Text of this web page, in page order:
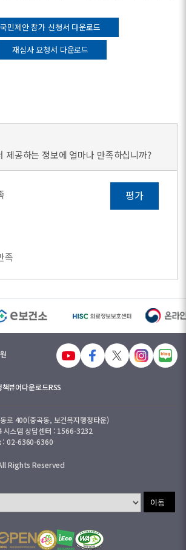
국민제안 참가 신청서 다운로드
재심사 요청서 다운로드
제공하는 정보에 얼마나 만족하십니까?
족
평가
책뷰어다운로드RSS
로 400(중곡동, 보건복지행정타운)
스템 상담센터 : 1566-3232
: 02-6360-6360
Rights Reserved
이동